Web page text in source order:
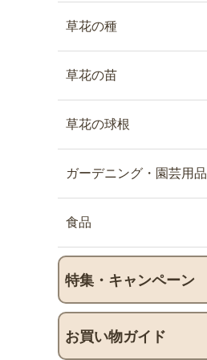
草花の種
草花の苗
草花の球根
ガーデニング・園芸用品
食品
特集・キャンペーン
お買い物ガイド